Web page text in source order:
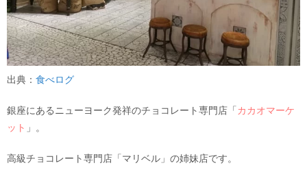
出典： 食べログ
銀座にあるニューヨーク発祥のチョコレート専門店「 カカオマーケ
ット 」。
高級チョコレート専門店「マリベル」の姉妹店です。